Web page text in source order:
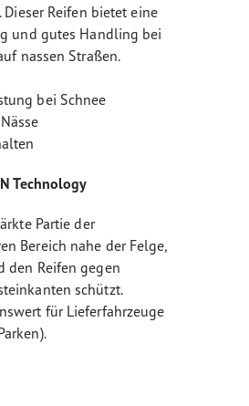
Reifen bietet eine
und gutes Handling bei
nassen Straßen.
bei Schnee
Technology
Partie der
Bereich nahe der Felge,
den Reifen gegen
schützt.
für Lieferfahrzeuge